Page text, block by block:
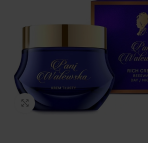
Kliknij, aby powiększyć